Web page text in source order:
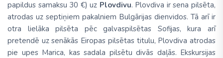
papildus samaksu 30 €) uz Plovdivu. Plovdiva ir sena pilsēta,
atrodas uz septiņiem pakalniem Bulgārijas dienvidos. Tā arī ir
otra lielāka pilsēta pēc galvaspilsētas Sofijas, kura arī
pretendē uz senākās Eiropas pilsētas titulu, Plovdiva atrodas
pie upes Marica, kas sadala pilsētu divās daļās. Ekskursijas